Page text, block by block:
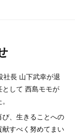
長 山下武幸が退
して 西島モモが
、生きることへの
すべく努めてまい